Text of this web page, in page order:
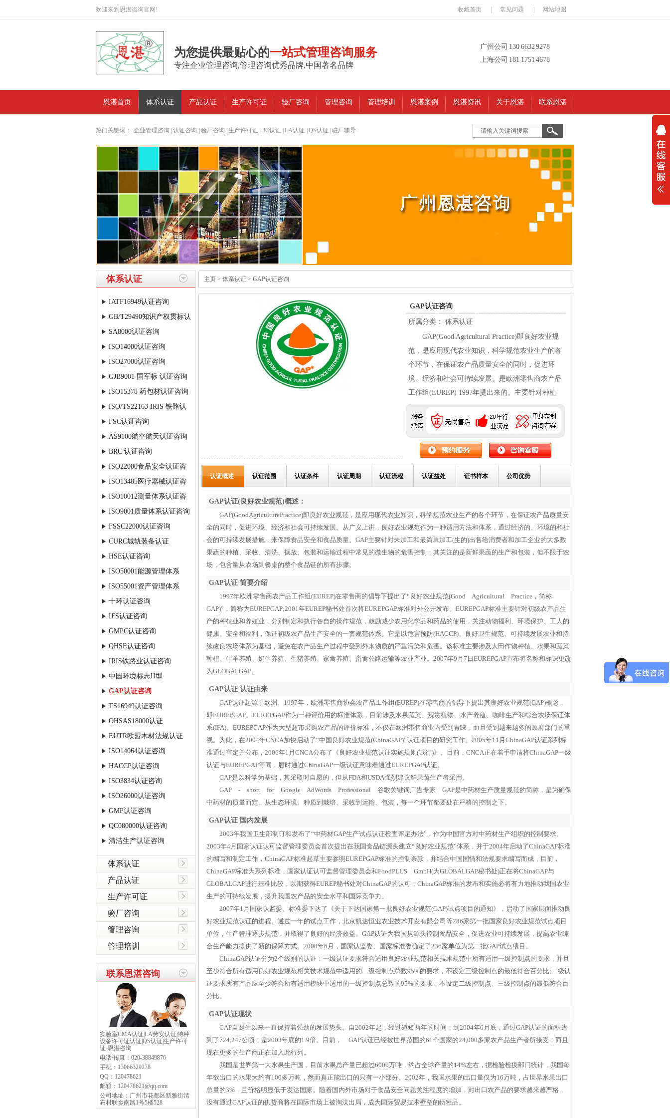
收藏首页 常见问题 网站地图
欢迎来到恩湛咨询官网!
广州公司 130 6632 9278
上海公司 181 1751 4678
为您提供最贴心的一站式管理咨询服务
专注企业管理咨询,管理咨询优秀品牌,中国著名品牌
恩湛首页 体系认证 产品认证 生产许可证 验厂咨询 管理咨询 管理培训 恩湛案例 恩湛资讯 关于恩湛 联系恩湛
热门关键词： 企业管理咨询 认证咨询 验厂咨询 生产许可证 3C认证 LA认证 QS认证 驻厂辅导
体系认证
IATF16949认证咨询
GB/T29490知识产权贯标认
证咨询
SA8000认证咨询
ISO14000认证咨询
ISO27000认证咨询
GJB9001 国军标 认证咨询
ISO15378 药包材认证咨询
ISO/TS22163 IRIS 铁路认
证
FSC认证咨询
AS9100航空航天认证咨询
BRC 认证咨询
ISO22000食品安全认证咨
询
ISO13485医疗器械认证咨
询
ISO10012测量体系认证咨
询
ISO9001质量体系认证咨询
FSSC22000认证咨询
CURC城轨装备认证
HSE认证咨询
ISO50001能源管理体系
ISO55001资产管理体系
十环认证咨询
IFS认证咨询
GMPC认证咨询
QHSE认证咨询
IRIS铁路业认证咨询
中国环境标志II型
GAP认证咨询
TS16949认证咨询
OHSAS18000认证
EUTR欧盟木材法规认证
ISO14064认证咨询
HACCP认证咨询
ISO3834认证咨询
ISO26000认证咨询
GMP认证咨询
QC080000认证咨询
清洁生产认证咨询
体系认证
产品认证
生产许可证
验厂咨询
管理咨询
管理培训
联系恩湛咨询
实验室CMA认证|LA劳安认证|特种
设备许可证认证|QS认证|生产许可
证-恩湛咨询
电话/传真： 020-38849876
手机： 13066329278
QQ： 120478621
邮箱： 120478621@qq.com
公司地址： 广州市花都区新雅街清
布村联乡南路1号5楼528
主页 > 体系认证 > GAP认证咨询
GAP认证咨询
所属分类： 体系认证
GAP(Good Agricultural Practice)即良好农业规
范，是应用现代农业知识，科学规范农业生产的各
个环节，在保证农产品质量安全的同时，促进环
境、经济和社会可持续发展。是欧洲零售商农产品
工作组(EUREP) 1997年提出来的。主要针对种植
业和养殖业的初级农产品生产，鼓励减少农用化学
品和药品的使用，关注动物福利、环境保护、工人
一套规范体系。
认证概述 认证范围 认证条件 认证周期 认证流程 认证益处 证书样本 公司优势
GAP认证(良好农业规范)概述：
GAP(GoodAgriculturePractice)即良好农业规范，是应用现代农业知识，科学规范农业生产的各个环节，在保证农产品质量安
全的同时，促进环境、经济和社会可持续发展。从广义上讲，良好农业规范作为一种适用方法和体系，通过经济的、环境的和社
会的可持续发展措施，来保障食品安全和食品质量。GAP主要针对未加工和最简单加工(生的)出售给消费者和加工企业的大多数
果蔬的种植、采收、清洗、摆放、包装和运输过程中常见的微生物的危害控制，其关注的是新鲜果蔬的生产和包装，但不限于农
场，包含量从农场到餐桌的整个食品链的所有步骤。
GAP认证 简要介绍
1997年欧洲零售商农产品工作组(EUREP)在零售商的倡导下提出了“良好农业规范(Good Agricultural Practice，简称
GAP)”，简称为EUREPGAP;2001年EUREP秘书处首次将EUREPGAP标准对外公开发布。EUREPGAP标准主要针对初级农产品生
产的种植业和养殖业，分别制定和执行各自的操作规范，鼓励减少农用化学品和药品的使用，关注动物福利、环境保护、工人的
健康、安全和福利，保证初级农产品生产安全的一套规范体系。它是以危害预防(HACCP)、良好卫生规范、可持续发展农业和持
续改良农场体系为基础，避免在农产品生产过程中受到外来物质的严重污染和危害。该标准主要涉及大田作物种植、水果和蔬菜
种植、牛羊养殖、奶牛养殖、生猪养殖、家禽养殖、畜禽公路运输等农业产业。2007年9月7日EUREPGAP宣布将名称和标识更改
为GLOBALGAP。
GAP认证 认证由来
GAP认证起源于欧洲。1997年，欧洲零售商协会农产品工作组(EUREP)在零售商的倡导下提出其良好农业规范(GAP)概念，
即EUREPGAP。EUREPGAP作为一种评价用的标准体系，目前涉及水果蔬菜、观赏植物、水产养殖、咖啡生产和综合农场保证体
系(IFA)。EUREPGAP作为大型超市采购农产品的评价标准，不仅在欧洲零售商业内受到青睐，而且受到越来越多的政府部门的重
视。为此，在2004年CNCA加快启动了“中国良好农业规范(ChinaGAP)”认证项目的研究工作。2005年11月ChinaGAP认证系列标
准通过审定并公布，2006年1月CNCA公布了《良好农业规范认证实施规则(试行)》。目前，CNCA正在着手申请将ChinaGAP一级
认证与EUREPGAP等同，届时通过ChinaGAP一级认证意味着通过EUREPGAP认证。
GAP是以科学为基础，其采取时自愿的，但从FDA和USDA强烈建议鲜果蔬生产者采用。
GAP - short for Google AdWords Professional 谷歌关键词广告专家 GAP是中药材生产质量规范的简称，是为确保
中药材的质量而定。从生态环境、种质到栽培、采收到运输、包装，每一个环节都要处在严格的控制之下。
GAP认证 国内发展
2003年我国卫生部制订和发布了“中药材GAP生产试点认证检查评定办法”，作为中国官方对中药材生产组织的控制要求。
2003年4月国家认证认可监督管理委员会首次提出在我国食品链源头建立“良好农业规范”体系，并于2004年启动了ChinaGAP标准
的编写和制定工作，ChinaGAP标准起草主要参照EUREPGAP标准的控制条款，并结合中国国情和法规要求编写而成，目前，
ChinaGAP标准为系列标准，国家认证认可监督管理委员会和FoodPLUS GmbH(为GLOBALGAP秘书处)正在将ChinaGAP与
GLOBALGAP进行基准比较，以期获得EUREP秘书处对ChinaGAP的认可，ChinaGAP标准的发布和实施必将有力地推动我国农业
生产的可持续发展，提升我国农产品的安全水平和国际竞争力。
2007年1月国家认监委、标准委下达了《关于下达国家第一批良好农业规范(GAP)试点项目的通知》，启动了国家层面推动良
好农业规范认证的进程。通过一年的试点工作，北京凯达恒业农业技术开发有限公司等286家第一批国家良好农业规范试点项目
单位，生产管理逐步规范，并取得了良好的经济效益。GAP认证为我国从源头控制食品安全，促进农业可持续发展，提高农业综
合生产能力提供了新的保障方式。2008年6月，国家认监委、国家标准委确定了236家单位为第二批GAP试点项目。
ChinaGAP认证分为2个级别的认证：一级认证要求符合适用良好农业规范相关技术规范中所有适用一级控制点的要求，并且
至少符合所有适用良好农业规范相关技术规范中适用的二级控制点总数95%的要求，不设定三级控制点的最低符合百分比;二级认
证要求所有产品应至少符合所有适用模块中适用的一级控制点总数的95%的要求，不设定二级控制点、三级控制点的最低符合百
分比。
GAP认证现状
GAP自诞生以来一直保持着强劲的发展势头。自2002年起，经过短短两年的时间，到2004年6月底，通过GAP认证的面积达
到了724,247公顷，是2003年底的1.9倍。目前， GAP认证已经被世界范围的61个国家的24,000多家农产品生产者所接受，而且
现在更多的生产商正在加入此行列。
我国是世界第一大水果生产国，目前水果总产量已超过6000万吨，约占全球产量的14%左右，据检验检疫部门统计，我国每
年欲出口的水果大约有100多万吨，然而真正能出口的只有一小部分。2002年，我国水果的出口量仅为16万吨，占世界水果出口
总量的3%，且价格明显低于发达国家。随着国内外市场对于食品安全问题关注程度的增加，对出口农产品的要求越来越严格，
没有通过GAP认证的供货商将在国际市场上被淘汰出局，成为国际贸易技术壁垒的牺牲品。